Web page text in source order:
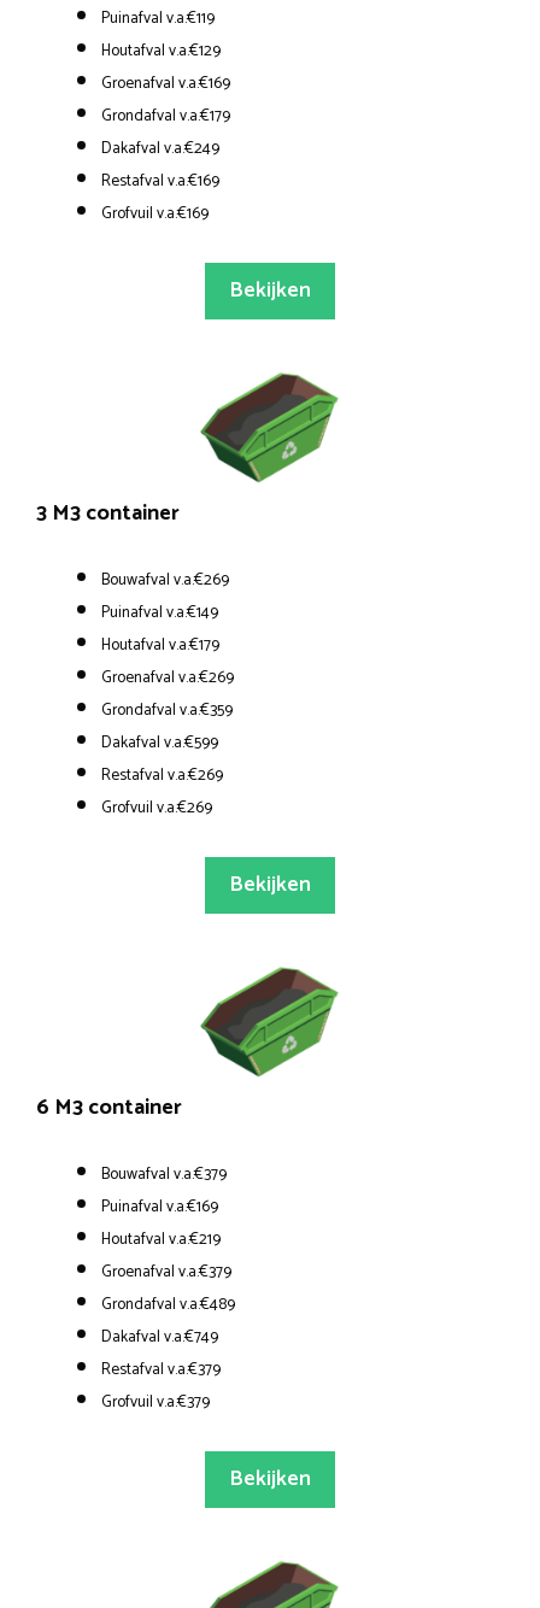
Puinafval v.a.€119
Houtafval v.a.€129
Groenafval v.a.€169
Grondafval v.a.€179
Dakafval v.a.€249
Restafval v.a.€169
Grofvuil v.a.€169
Bekijken
3 M3 container
Bouwafval v.a.€269
Puinafval v.a.€149
Houtafval v.a.€179
Groenafval v.a.€269
Grondafval v.a.€359
Dakafval v.a.€599
Restafval v.a.€269
Grofvuil v.a.€269
Bekijken
6 M3 container
Bouwafval v.a.€379
Puinafval v.a.€169
Houtafval v.a.€219
Groenafval v.a.€379
Grondafval v.a.€489
Dakafval v.a.€749
Restafval v.a.€379
Grofvuil v.a.€379
Bekijken